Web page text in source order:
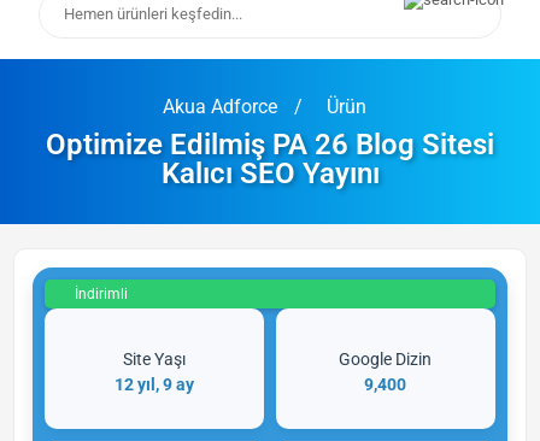
Akua Adforce Ürün
Optimize Edilmiş PA 26 Blog Sitesi
Kalıcı SEO Yayını
İndirimli
Site Yaşı
12 yıl, 9 ay
Google Dizin
9,400